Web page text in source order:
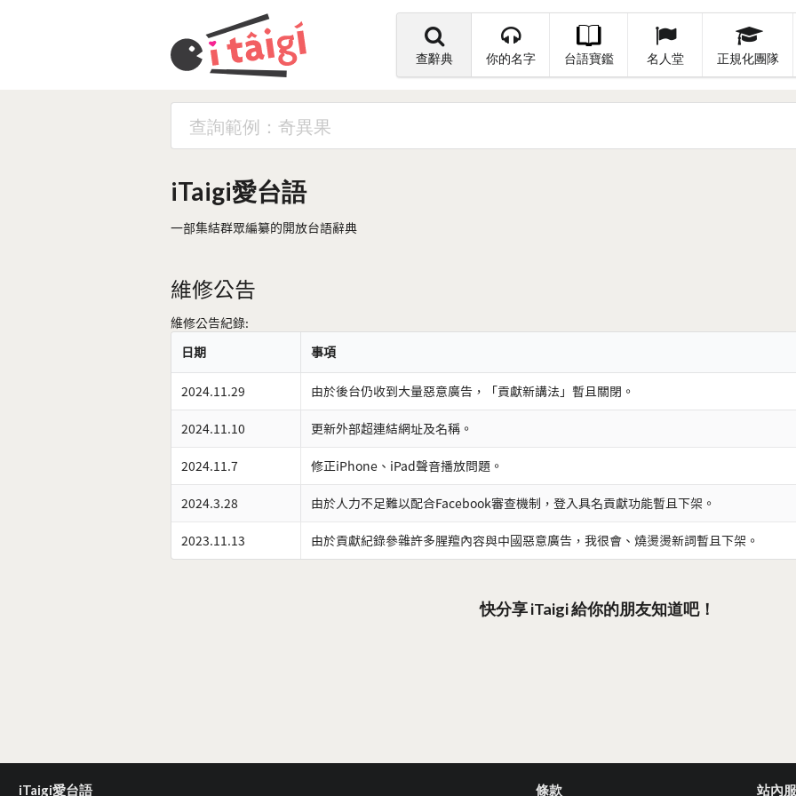
查辭典 你的名字 台語寶鑑 名人堂 正規化團隊
iTaigi愛台語
一部集結群眾編纂的開放台語辭典
維修公告
維修公告紀錄:
日期
事項
2024.11.29 由於後台仍收到大量惡意廣告，「貢獻新講法」暫且關閉。
2024.11.10 更新外部超連結網址及名稱。
2024.11.7 修正iPhone、iPad聲音播放問題。
2024.3.28 由於人力不足難以配合Facebook審查機制，登入具名貢獻功能暫且下架。
2023.11.13 由於貢獻紀錄參雜許多腥羶內容與中國惡意廣告，我很會、燒燙燙新詞暫且下架。
快分享 iTaigi 給你的朋友知道吧！
iTaigi愛台語 條款 站內